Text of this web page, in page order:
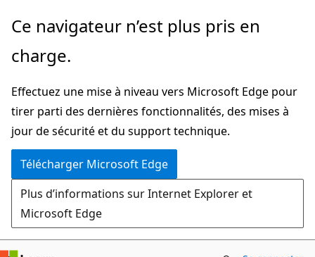
Passer
directement
au
principal
Ce navigateur n’est plus pris en
charge.
Effectuez une mise à niveau vers Microsoft Edge pour
tirer parti des dernières fonctionnalités, des mises à
jour de sécurité et du support technique.
Télécharger Microsoft Edge
Plus d’informations sur Internet Explorer et
Microsoft Edge